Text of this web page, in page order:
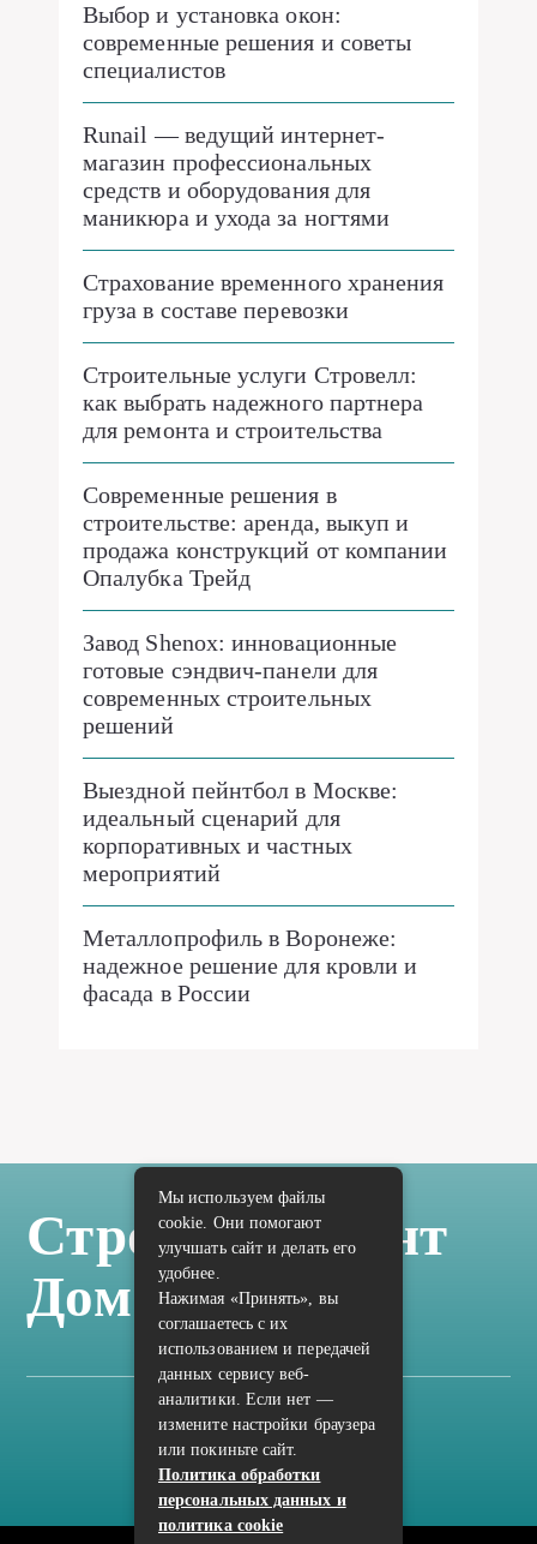
Выбор и установка окон:
современные решения и советы
специалистов
Runail — ведущий интернет-
магазин профессиональных
средств и оборудования для
маникюра и ухода за ногтями
Страхование временного хранения
груза в составе перевозки
Строительные услуги Стровелл:
как выбрать надежного партнера
для ремонта и строительства
Современные решения в
строительстве: аренда, выкуп и
продажа конструкций от компании
Опалубка Трейд
Завод Shenox: инновационные
готовые сэндвич-панели для
современных строительных
решений
Выездной пейнтбол в Москве:
идеальный сценарий для
корпоративных и частных
мероприятий
Металлопрофиль в Воронеже:
надежное решение для кровли и
фасада в России
Стройка Ремонт
Дом Отделка
Карта сайта
Политика конфиденциальности
Мы используем файлы
cookie. Они помогают
улучшать сайт и делать его
удобнее.
Нажимая «Принять», вы
соглашаетесь с их
использованием и передачей
данных сервису веб-
аналитики. Если нет —
измените настройки браузера
или покиньте сайт.
Политика обработки
персональных данных и
политика cookie